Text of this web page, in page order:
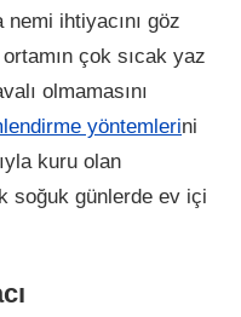
ihtiyacını göz
çok sıcak yaz
olmamasını
yöntemlerini
kuru olan
soğuk günlerde ev içi